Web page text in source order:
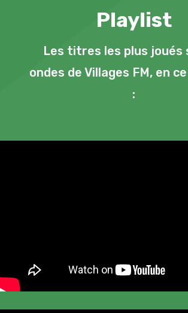
Playlist
Les titres les plus joués
ondes de Villages FM, en
: